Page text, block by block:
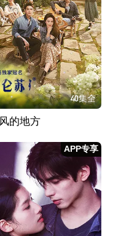
40集全
的地方
APP专享